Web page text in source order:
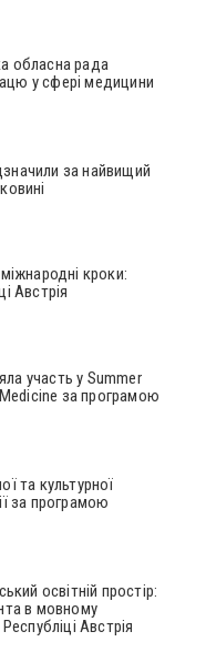
обласна рада
у сфері медицини
за найвищий
кроки:
Австрія
участь у Summer
за програмою
та культурної
за програмою
освітній простір:
в мовному
Австрія